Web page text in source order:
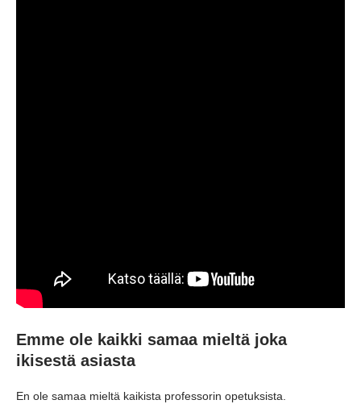
Emme ole kaikki samaa mieltä joka
ikisestä asiasta
En ole samaa mieltä kaikista professorin opetuksista.